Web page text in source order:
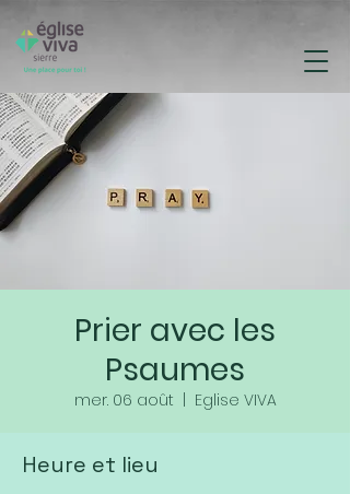
Prier avec les
Psaumes
mer. 06 août Eglise VIVA
Heure et lieu